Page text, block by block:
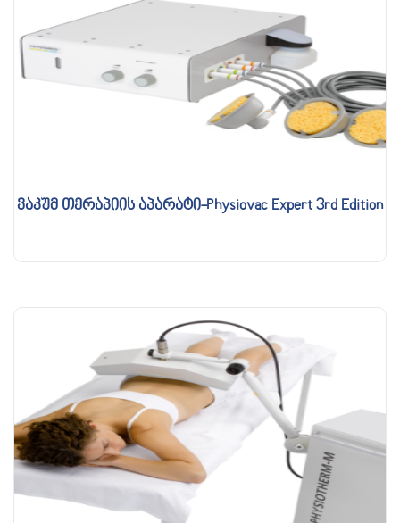
ვაკუმ თერაპიის აპარატი-Physiovac Expert 3rd Edition